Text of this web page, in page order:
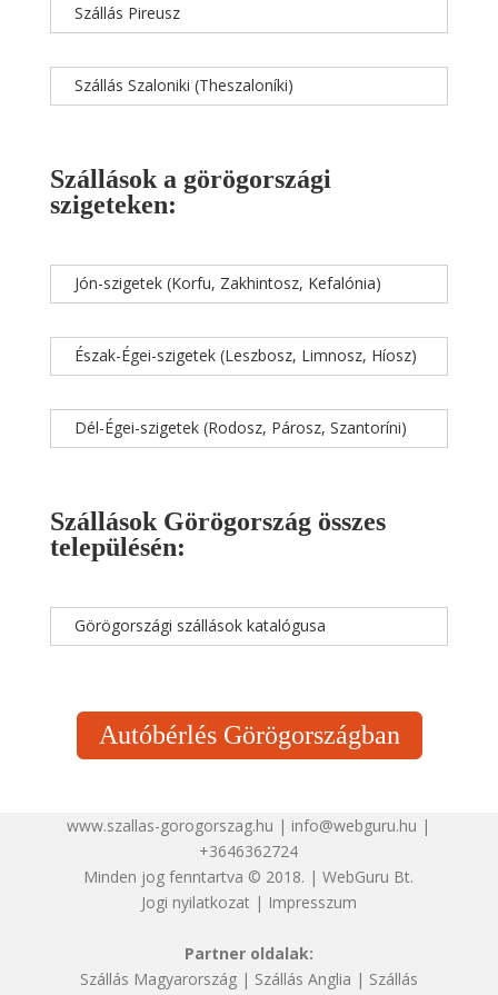
Szállás Pireusz
Szállás Szaloniki (Theszaloníki)
Szállások a görögországi
szigeteken:
Jón-szigetek (Korfu, Zakhintosz, Kefalónia)
Észak-Égei-szigetek (Leszbosz, Limnosz, Híosz)
Dél-Égei-szigetek (Rodosz, Párosz, Szantoríni)
Szállások Görögország összes
településén:
Görögországi szállások katalógusa
Autóbérlés Görögországban
www.szallas-gorogorszag.hu | info@webguru.hu |
+3646362724
Minden jog fenntartva © 2018. | WebGuru Bt.
Jogi nyilatkozat| Impresszum
Partner oldalak:
Szállás Magyarország| Szállás Anglia | Szállás